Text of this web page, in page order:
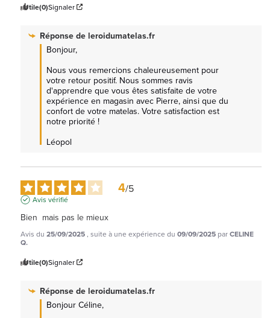
Utile(0)Signaler
Réponse de leroidumatelas.fr
Bonjour,
Nous vous remercions chaleureusement pour
votre retour positif. Nous sommes ravis
d'apprendre que vous êtes satisfaite de votre
expérience en magasin avec Pierre, ainsi que du
confort de votre matelas. Votre satisfaction est
notre priorité !
Léopol
4/5
Avis vérifié
Bien  mais pas le mieux
Avis du 25/09/2025, suite à une expérience du 09/09/2025 parCELINE
Q.
Utile(0)Signaler
Réponse de leroidumatelas.fr
Bonjour Céline,